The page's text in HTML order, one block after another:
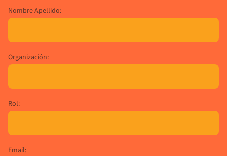
Nombre Apellido:
Organización:
Rol:
Email: